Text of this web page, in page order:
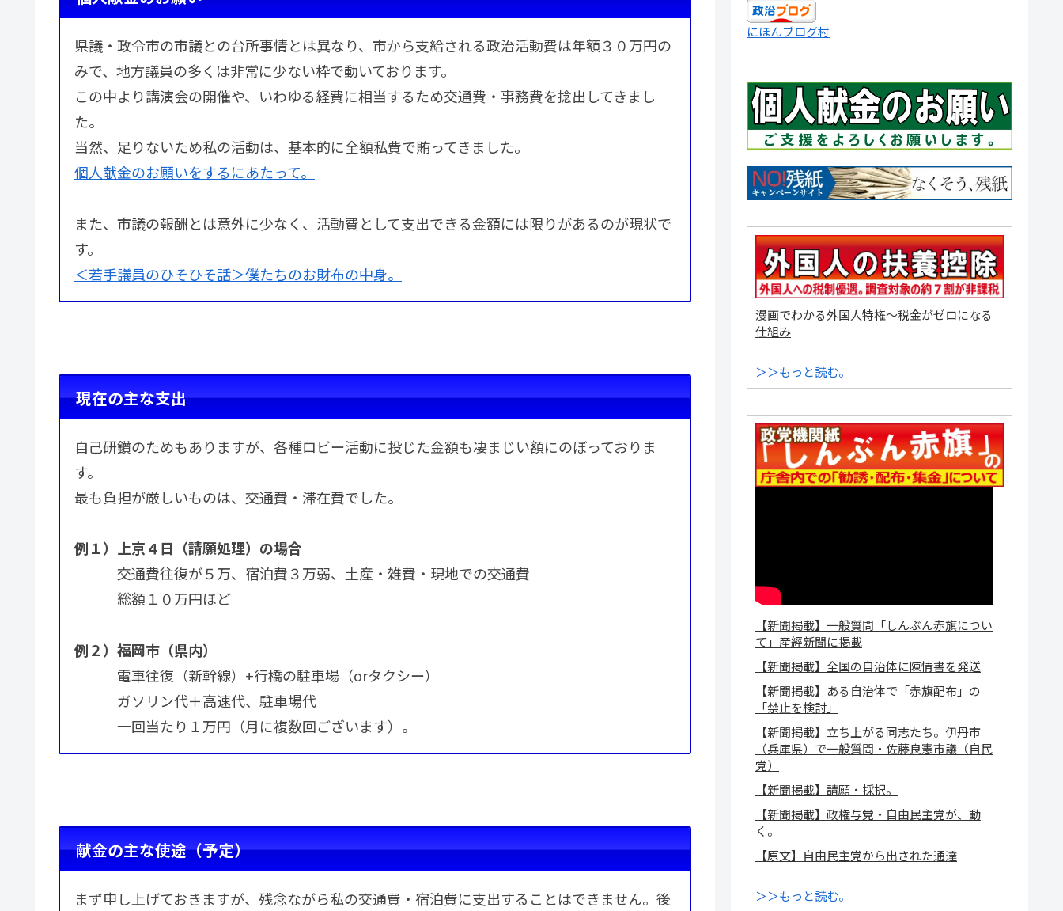
県議・政令市の市議との台所事情とは異なり、市から支給される政治活動費は年額３０万円の
みで、地方議員の多くは非常に少ない枠で動いております。
この中より講演会の開催や、いわゆる経費に相当するため交通費・事務費を捻出してきまし
た。
当然、足りないため私の活動は、基本的に全額私費で賄ってきました。
個人献金のお願いをするにあたって。
また、市議の報酬とは意外に少なく、活動費として支出できる金額には限りがあるのが現状で
す。
＜若手議員のひそひそ話＞僕たちのお財布の中身。
現在の主な支出
自己研鑽のためもありますが、各種ロビー活動に投じた金額も凄まじい額にのぼっておりま
す。
最も負担が厳しいものは、交通費・滞在費でした。
例１）上京４日（請願処理）の場合
交通費往復が５万、宿泊費３万弱、土産・雑費・現地での交通費
総額１０万円ほど
例２）福岡市（県内）
電車往復（新幹線）+行橋の駐車場（orタクシー）
ガソリン代＋高速代、駐車場代
一回当たり１万円（月に複数回ございます）。
献金の主な使途（予定）
まず申し上げておきますが、残念ながら私の交通費・宿泊費に支出することはできません。後
にほんブログ村
漫画でわかる外国人特権～税金がゼロになる
仕組み
＞＞もっと読む。
【新聞掲載】一般質問「しんぶん赤旗につい
て」産經新聞に掲載
【新聞掲載】全国の自治体に陳情書を発送
【新聞掲載】ある自治体で「赤旗配布」の
「禁止を検討」
【新聞掲載】立ち上がる同志たち。伊丹市
（兵庫県）で一般質問・佐藤良憲市議（自民
党）
【新聞掲載】請願・採択。
【新聞掲載】政権与党・自由民主党が、動
く。
【原文】自由民主党から出された通達
＞＞もっと読む。